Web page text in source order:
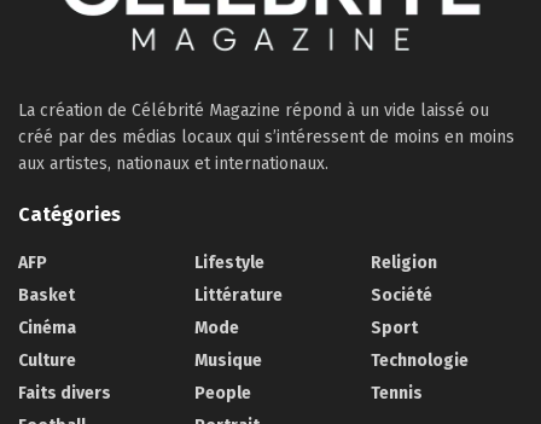
La création de Célébrité Magazine répond à un vide laissé ou
créé par des médias locaux qui s’intéressent de moins en moins
aux artistes, nationaux et internationaux.
Catégories
AFP
Basket
Cinéma
Culture
Faits divers
Lifestyle
Littérature
Mode
Musique
People
Religion
Société
Sport
Technologie
Tennis